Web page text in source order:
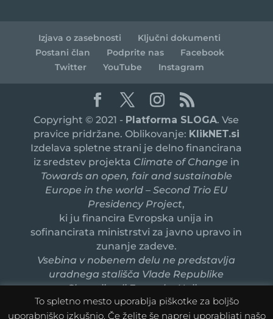
Izjava o zasebnosti
Ključni dokumenti
Postani član
Podprite nas
Facebook
Twitter
YouTube Instagram
Copyright © 2021 - Platforma SLOGA. Vse
pravice pridržane. Oblikovanje: KlikNET.si
Izdelava spletne strani je delno financirana
iz sredstev projekta Climate of Change in
Towards an open, fair and sustainable
Europe in the world – Second Trio EU
Presidency Project,
ki ju financira Evropska unija in
sofinancirata ministrstvi za javno upravo in
zunanje zadeve.
Vsebina v nobenem delu ne predstavlja
uradnega stališča Vlade Republike
Slovenije ali Evropske Unije.
To spletno mesto uporablja piškotke za boljšo
uporabniško izkušnjo. Če želite še naprej uporabljati našo